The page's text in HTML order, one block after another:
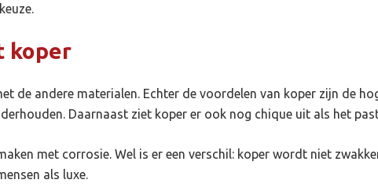
koper
de andere materialen. Echter de voordelen van koper zijn de
Daarnaast ziet koper er ook nog chique uit als het
met corrosie. Wel is er een verschil: koper wordt niet
als luxe.